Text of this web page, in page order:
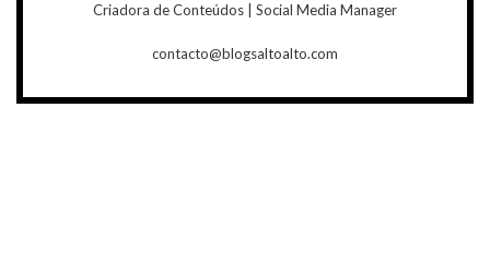
Criadora de Conteúdos | Social Media Manager
contacto@blogsaltoalto.com